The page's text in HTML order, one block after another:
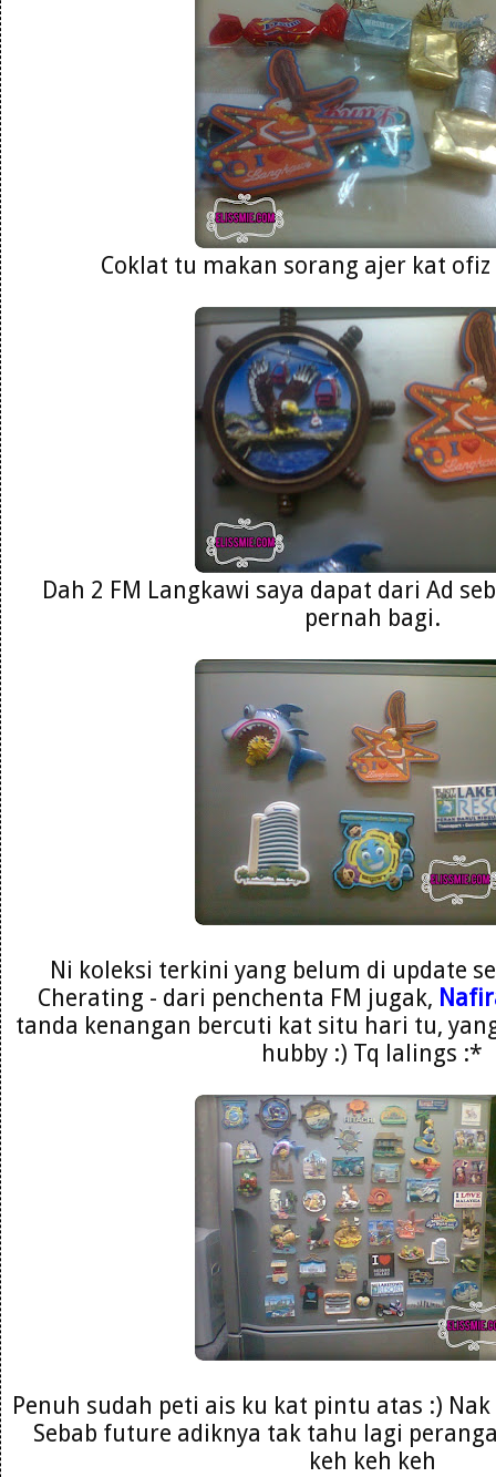
Coklat tu makan sorang ajer kat ofiz
Dah 2 FM Langkawi saya dapat dari Ad
pernah bagi.
Ni koleksi terkini yang belum di update
Cherating - dari penchenta FM jugak,
tanda kenangan bercuti kat situ hari tu,
hubby :) Tq lalings :*
Penuh sudah peti ais ku kat pintu atas :)
Sebab future adiknya tak tahu lagi
keh keh keh